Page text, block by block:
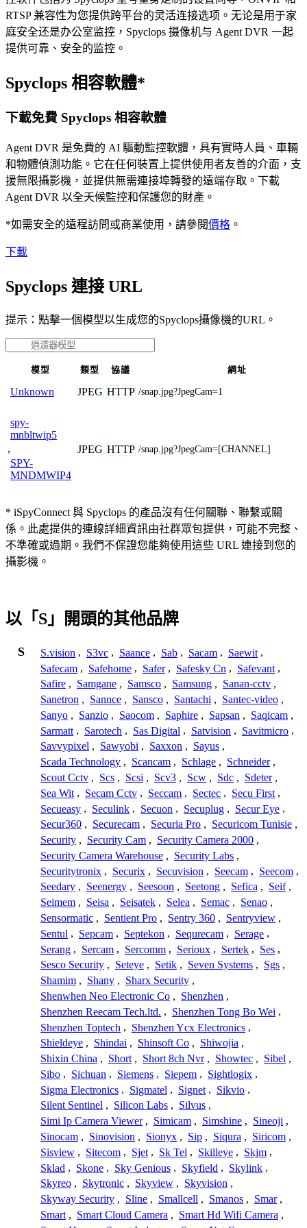
RTSP 兼容性为您提供跨平台的灵活连接选项。无论是用于家
庭安全还是办公室监控，Spyclops 摄像机与 Agent DVR 一起
提供可靠、安全的监控。
Spyclops 相容軟體*
下載免費 Spyclops 相容軟體
Agent DVR 是免費的 AI 驅動監控軟體，具有實時人員、車輛
和物體偵測功能。它在任何裝置上提供使用者友善的介面，支
援無限攝影機，並提供無需連接埠轉發的遠端存取。下載
Agent DVR 以全天候監控和保護您的財產。
*如需安全的遠程訪問或商業使用，請參閱價格 。
下載
Spyclops 連接 URL
提示：點擊一個模型以生成您的Spyclops攝像機的URL。
模型 類型 協議 網址
Unknown JPEG HTTP /snap.jpg?JpegCam=1
spy-
mnbltwip5
,
SPY-
MNDMWIP4
JPEG HTTP /snap.jpg?JpegCam=[CHANNEL]
* iSpyConnect 與 Spyclops 的產品沒有任何關聯、聯繫或關
係。此處提供的連線詳細資訊由社群眾包提供，可能不完整、
不準確或過期。我們不保證您能夠使用這些 URL 連接到您的
攝影機。
以「S」開頭的其他品牌
S S.vision , S3vc , Saance , Sab , Sacam , Saewit ,
Safecam , Safehome , Safer , Safesky Cn , Safevant ,
Safire , Samgane , Samsco , Samsung , Sanan-cctv ,
Sanetron , Sannce , Sansco , Santachi , Santec-video ,
Sanyo , Sanzio , Saocom , Saphire , Sapsan , Saqicam ,
Sarmatt , Sarotech , Sas Digital , Satvision , Savitmicro ,
Savvypixel , Sawyobi , Saxxon , Sayus ,
Scada Technology , Scancam , Schlage , Schneider ,
Scout Cctv , Scs , Scsi , Scv3 , Scw , Sdc , Sdeter ,
Sea Wit , Secam Cctv , Seccam , Sectec , Secu First ,
Secueasy , Seculink , Secuon , Secuplug , Secur Eye ,
Secur360 , Securecam , Securia Pro , Securicom Tunisie ,
Security , Security Cam , Security Camera 2000 ,
Security Camera Warehouse , Security Labs ,
Securitytronix , Securix , Secuvision , Seecam , Seecom ,
Seedary , Seenergy , Seesoon , Seetong , Sefica , Seif ,
Seimem , Seisa , Seisatek , Selea , Semac , Senao ,
Sensormatic , Sentient Pro , Sentry 360 , Sentryview ,
Sentul , Sepcam , Septekon , Sequrecam , Serage ,
Serang , Sercam , Sercomm , Serioux , Sertek , Ses ,
Sesco Security , Seteye , Setik , Seven Systems , Sgs ,
Shamim , Shany , Sharx Security ,
Shenwhen Neo Electronic Co , Shenzhen ,
Shenzhen Reecam Tech.ltd. , Shenzhen Tong Bo Wei ,
Shenzhen Toptech , Shenzhen Ycx Electronics ,
Shieldeye , Shindai , Shinsoft Co , Shiwojia ,
Shixin China , Short , Short 8ch Nvr , Showtec , Sibel ,
Sibo , Sichuan , Siemens , Siepem , Sightlogix ,
Sigma Electronics , Sigmatel , Signet , Sikvio ,
Silent Sentinel , Silicon Labs , Silvus ,
Simi Ip Camera Viewer , Simicam , Simshine , Sineoji ,
Sinocam , Sinovision , Sionyx , Sip , Siqura , Siricom ,
Sisview , Sitecom , Sjet , Sk Tel , Skilleye , Skjm ,
Sklad , Skone , Sky Genious , Skyfield , Skylink ,
Skyreo , Skytronic , Skyview , Skyvision ,
Skyway Security , Sline , Smallcell , Smanos , Smar ,
Smart , Smart Cloud Camera , Smart Hd Wifi Camera ,